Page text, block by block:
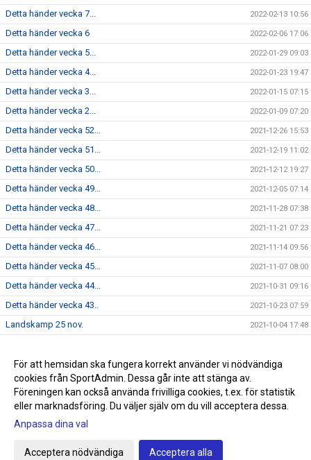
Detta händer vecka 7... 2022-02-13 10:56
Detta händer vecka 6 2022-02-06 17:06
Detta händer vecka 5... 2022-01-29 09:03
Detta händer vecka 4... 2022-01-23 19:47
Detta händer vecka 3... 2022-01-15 07:15
Detta händer vecka 2... 2022-01-09 07:20
Detta händer vecka 52... 2021-12-26 15:53
Detta händer vecka 51... 2021-12-19 11:02
Detta händer vecka 50... 2021-12-12 19:27
Detta händer vecka 49... 2021-12-05 07:14
Detta händer vecka 48... 2021-11-28 07:38
Detta händer vecka 47... 2021-11-21 07:23
Detta händer vecka 46... 2021-11-14 09:56
Detta händer vecka 45... 2021-11-07 08:00
Detta händer vecka 44... 2021-10-31 09:16
Detta händer vecka 43.. 2021-10-23 07:59
Landskamp 25 nov. 2021-10-04 17:48
Skridsko och korvgrillning 2021-02-02 19:33
Regelgenomgång 28 okt. 11:00 2020-10-27 06:22
Gå till Webbversion
För att hemsidan ska fungera korrekt använder vi nödvändiga
cookies från SportAdmin. Dessa går inte att stänga av.
Föreningen kan också använda frivilliga cookies, t.ex. för statistik
eller marknadsföring. Du väljer själv om du vill acceptera dessa.
Anpassa dina val
Acceptera nödvändiga Acceptera alla